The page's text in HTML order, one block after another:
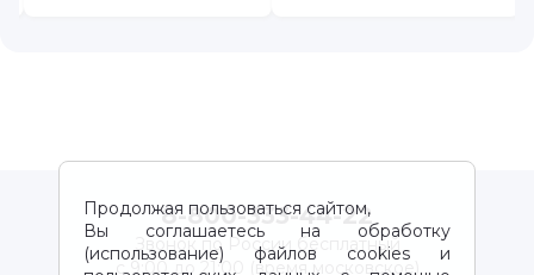
Продолжая пользоваться сайтом,
Вы соглашаетесь на обработку
(использование) файлов cookies и
8-800-333-44-22
Звонок по России бесплатный
с 9:00 до 21:00 (время московское)